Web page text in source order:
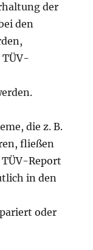
der
den
TÜV-
die z. B.
fließen
Report
in den
oder